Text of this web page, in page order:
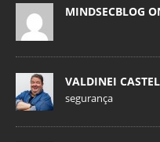
MINDSECBLOG
VALDINEI
segurança